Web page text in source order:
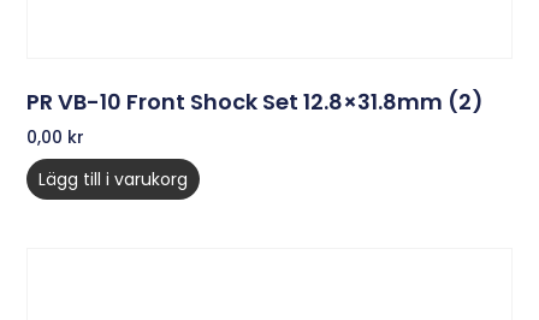
PR VB-10 Front Shock Set 12.8×31.8mm (2)
0,00 kr
Lägg till i varukorg